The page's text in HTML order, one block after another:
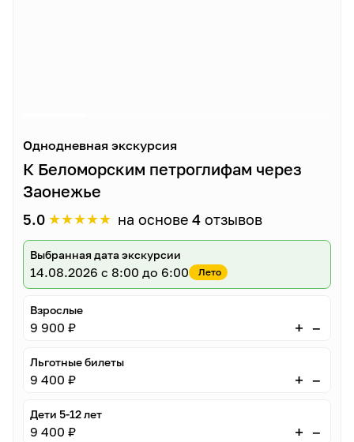
Однодневная экскурсия
К Беломорским петроглифам через
Заонежье
5.0 ★★★★★ на основе 4 отзывов
Выбранная дата экскурсии
14.08.2026 с 8:00 до 6:00 Лето
Взрослые
9 900 ₽ + –
Льготные билеты
9 400 ₽ + –
Дети 5-12 лет
9 400 ₽ + –